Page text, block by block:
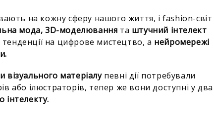
на кожну сферу нашого життя, і fashion-світ
мода, 3D-моделювання та штучний інтелект
на цифрове мистецтво, а нейромережі
візуального матеріалупевні дії потребували
або ілюстраторів, тепер же вони доступні у два